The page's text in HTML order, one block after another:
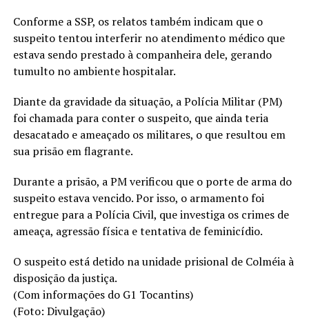
Conforme a SSP, os relatos também indicam que o
suspeito tentou interferir no atendimento médico que
estava sendo prestado à companheira dele, gerando
tumulto no ambiente hospitalar.
Diante da gravidade da situação, a Polícia Militar (PM)
foi chamada para conter o suspeito, que ainda teria
desacatado e ameaçado os militares, o que resultou em
sua prisão em flagrante.
Durante a prisão, a PM verificou que o porte de arma do
suspeito estava vencido. Por isso, o armamento foi
entregue para a Polícia Civil, que investiga os crimes de
ameaça, agressão física e tentativa de feminicídio.
O suspeito está detido na unidade prisional de Colméia à
disposição da justiça.
(Com informações do G1 Tocantins)
(Foto: Divulgação)